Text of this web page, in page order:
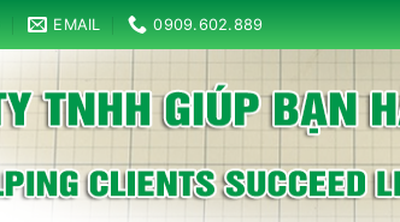
EMAIL 0909.602.889